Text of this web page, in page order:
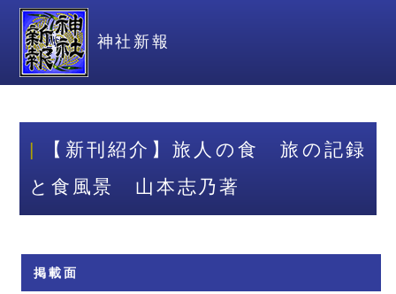
神社新報
【新刊紹介】旅人の食 旅の記録
と食風景 山本志乃著
掲載面